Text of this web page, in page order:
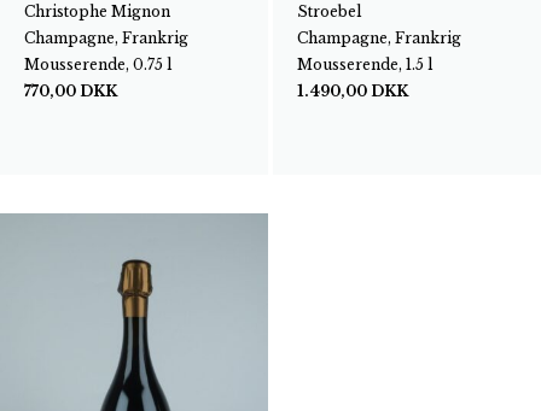
Christophe Mignon
Champagne, Frankrig
Mousserende, 0.75 l
770,00 DKK
Stroebel
Champagne, Frankrig
Mousserende, 1.5 l
1.490,00 DKK